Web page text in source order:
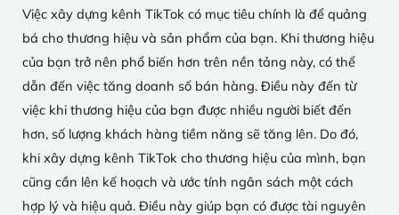
Việc xây dựng kênh TikTok có mục tiêu chính là để quảng
bá cho thương hiệu và sản phẩm của bạn. Khi thương hiệu
của bạn trở nên phổ biến hơn trên nền tảng này, có thể
dẫn đến việc tăng doanh số bán hàng. Điều này đến từ
việc khi thương hiệu của bạn được nhiều người biết đến
hơn, số lượng khách hàng tiềm năng sẽ tăng lên. Do đó,
khi xây dựng kênh TikTok cho thương hiệu của mình, bạn
cũng cần lên kế hoạch và ước tính ngân sách một cách
hợp lý và hiệu quả. Điều này giúp bạn có được tài nguyên